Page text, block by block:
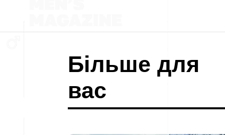
Більше для
вас